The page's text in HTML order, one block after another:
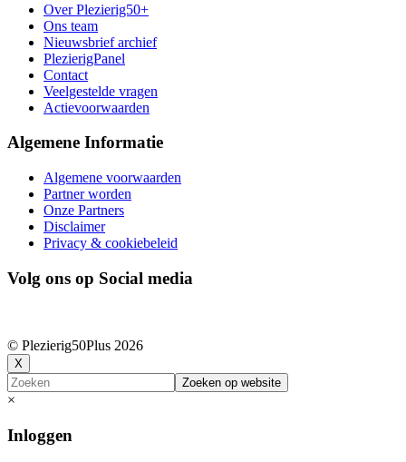
Over Plezierig50+
Ons team
Nieuwsbrief archief
PlezierigPanel
Contact
Veelgestelde vragen
Actievoorwaarden
Algemene Informatie
Algemene voorwaarden
Partner worden
Onze Partners
Disclaimer
Privacy & cookiebeleid
Volg ons op Social media
© Plezierig50Plus 2026
X
Zoeken
×
Inloggen